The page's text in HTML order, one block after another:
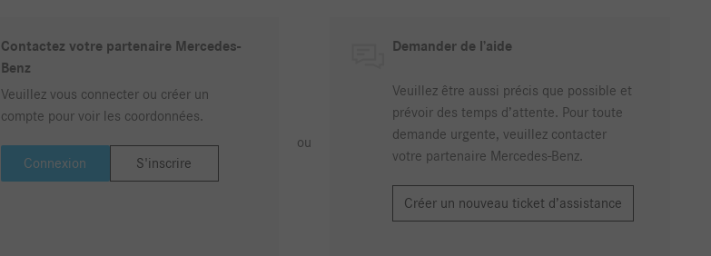
Contactez votre partenaire Mercedes-
Benz
Veuillez vous connecter ou créer un
compte pour voir les coordonnées.
Connexion S'inscrire
ou
Demander de l’aide
Veuillez être aussi précis que possible et
prévoir des temps d’attente. Pour toute
demande urgente, veuillez contacter
votre partenaire Mercedes-Benz.
Créer un nouveau ticket d’assistance